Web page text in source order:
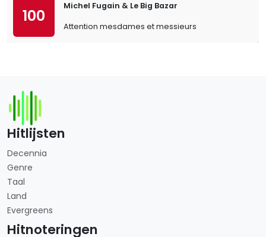
100
Michel Fugain & Le Big Bazar
Attention mesdames et messieurs
Hitlijsten
Decennia
Genre
Taal
Land
Evergreens
Hitnoteringen